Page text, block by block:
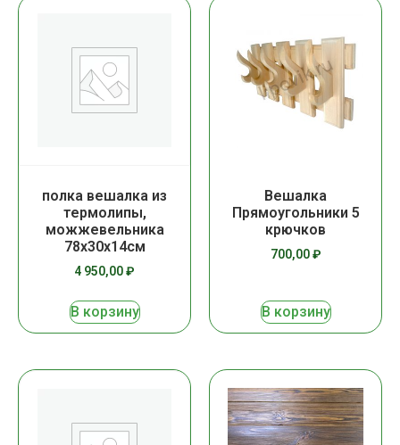
полка вешалка из
термолипы,
можжевельника
78х30х14см
4 950,00₽
В корзину
Вешалка
Прямоугольники 5
крючков
700,00₽
В корзину